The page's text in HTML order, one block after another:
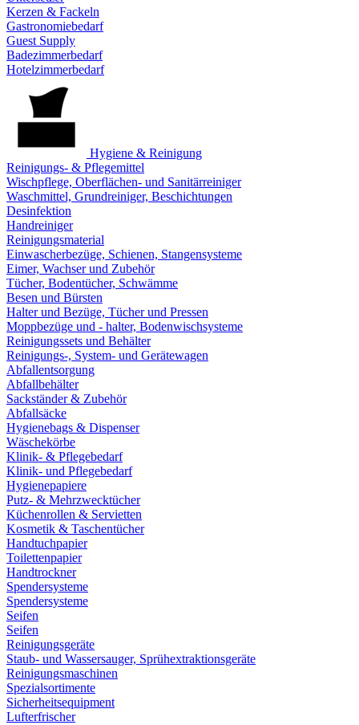
Kerzen & Fackeln
Gastronomiebedarf
Guest Supply
Badezimmerbedarf
Hotelzimmerbedarf
Hygiene & Reinigung
Reinigungs- & Pflegemittel
Wischpflege, Oberflächen- und Sanitärreiniger
Waschmittel, Grundreiniger, Beschichtungen
Desinfektion
Handreiniger
Reinigungsmaterial
Einwascherbezüge, Schienen, Stangensysteme
Eimer, Wachser und Zubehör
Tücher, Bodentücher, Schwämme
Besen und Bürsten
Halter und Bezüge, Tücher und Pressen
Moppbezüge und - halter, Bodenwischsysteme
Reinigungssets und Behälter
Reinigungs-, System- und Gerätewagen
Abfallentsorgung
Abfallbehälter
Sackständer & Zubehör
Abfallsäcke
Hygienebags & Dispenser
Wäschekörbe
Klinik- & Pflegebedarf
Klinik- und Pflegebedarf
Hygienepapiere
Putz- & Mehrzwecktücher
Küchenrollen & Servietten
Kosmetik & Taschentücher
Handtuchpapier
Toilettenpapier
Handtrockner
Spendersysteme
Spendersysteme
Seifen
Seifen
Reinigungsgeräte
Staub- und Wassersauger, Sprühextraktionsgeräte
Reinigungsmaschinen
Spezialsortimente
Sicherheitsequipment
Lufterfrischer